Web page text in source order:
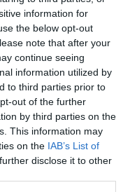
information for
the below opt-out
note that after your
continue seeing
information utilized by
to third parties prior to
out of the further
by third parties on the
This information may
on the IAB’s List of
disclose it to other
εύκολα τις